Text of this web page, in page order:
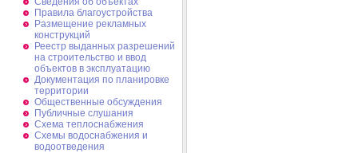
Правила благоустройства
Размещение рекламных
конструкций
Реестр выданных разрешений
на строительство и ввод
объектов в эксплуатацию
Документация по планировке
территории
Общественные обсуждения
Публичные слушания
Схема теплоснабжения
Схемы водоснабжения и
водоотведения